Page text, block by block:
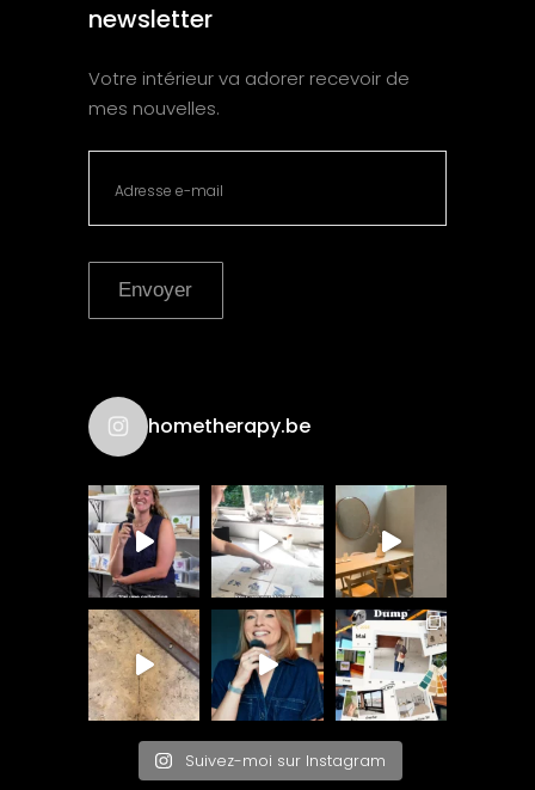
newsletter
Votre intérieur va adorer recevoir de
mes nouvelles.
Envoyer
hometherapy.be
Suivez-moi sur Instagram